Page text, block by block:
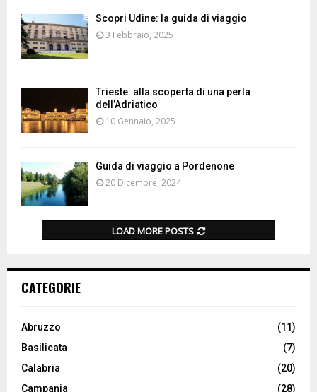
Scopri Udine: la guida di viaggio
3 Febbraio, 2025
Trieste: alla scoperta di una perla
dell’Adriatico
10 Gennaio, 2025
Guida di viaggio a Pordenone
20 Dicembre, 2024
LOAD MORE POSTS
CATEGORIE
Abruzzo
(11)
Basilicata
(7)
Calabria
(20)
Campania
(28)